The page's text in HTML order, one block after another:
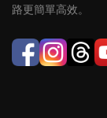
路更簡單高效。